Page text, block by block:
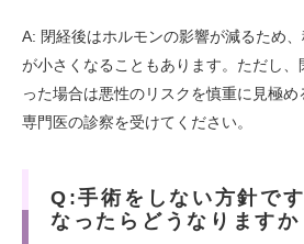
A: 閉経後はホルモンの影響が減るため
が小さくなることもあります。ただし
った場合は悪性のリスクを慎重に見極
専門医の診察を受けてください。
Q:手術をしない方針で
なったらどうなりますか